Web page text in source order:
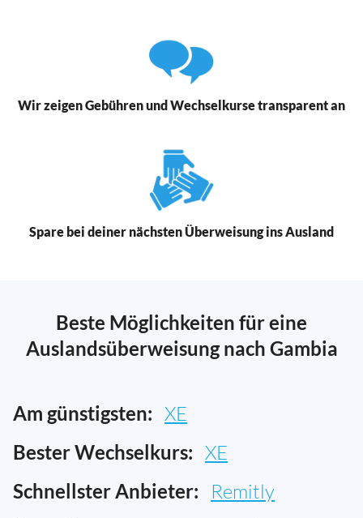
Wir zeigen Gebühren und Wechselkurse transparent an
Spare bei deiner nächsten Überweisung ins Ausland
Beste Möglichkeiten für eine
Auslandsüberweisung nach Gambia
Am günstigsten: XE
Bester Wechselkurs: XE
Schnellster Anbieter: Remitly